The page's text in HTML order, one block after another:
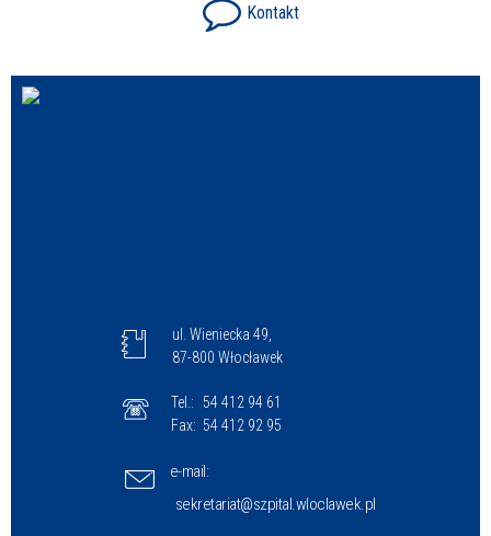
Kontakt
ul. Wieniecka 49,
87-800 Włocławek
Tel.: 54 412 94 61
Fax: 54 412 92 95
e-mail:
sekretariat@szpital.wloclawek.pl